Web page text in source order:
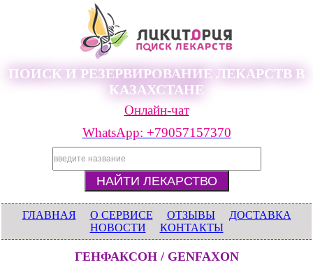
ПОИСК И РЕЗЕРВИРОВАНИЕ ЛЕКАРСТВ В
КАЗАХСТАНЕ
Онлайн-чат
WhatsApp: +79057157370
ГЛАВНАЯ О СЕРВИСЕ ОТЗЫВЫ
ДОСТАВКА
НОВОСТИ
КОНТАКТЫ
ГЕНФАКСОН / GENFAXON